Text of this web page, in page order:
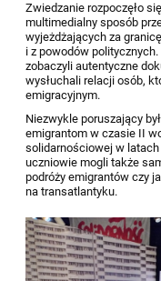
Zwiedzanie rozpoczęło
multimedialny sposób
wyjeżdżających za
i z powodów
zobaczyli autentyczne
wysłuchali relacji osób,
emigracyjnym.
Niezwykle poruszający
emigrantom w czasie II
solidarnościowej w
uczniowie mogli także
podróży emigrantów czy
na transatlantyku.